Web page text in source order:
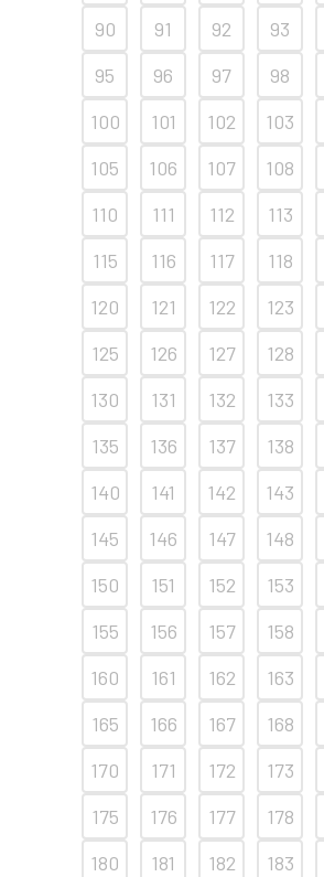
90
91 92 93
95
96 97 98
100
101 102 103
105
106 107 108
110
111 112 113
115
116 117 118
120
121 122 123
125
126 127 128
130
131 132 133
135
136 137 138
140
141 142 143
145
146 147 148
150
151 152 153
155
156 157 158
160
161 162 163
165
166 167 168
170
171 172 173
175
176 177 178
180
181 182 183